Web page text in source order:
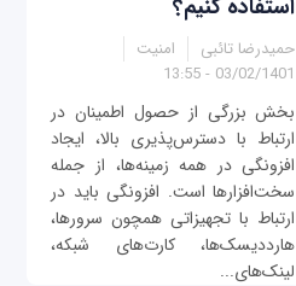
استفاده کنیم؟
حمیدرضا تائبی
امنیت
03/02/1401 - 13:55
بخش بزرگی از حصول اطمینان در
ارتباط با دسترس‌پذیری بالا، ایجاد
افزونگی در همه زمینه‌ها، از جمله
سخت‌افزارها است. افزونگی باید در
ارتباط با تجهیزاتی همچون سرورها،
هارددیسک‌ها، کارت‌های شبکه،
لینک‌های...